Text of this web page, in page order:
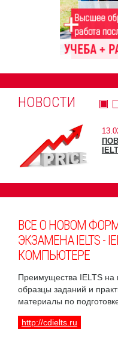
НОВОСТИ
ВСЕ О НОВОМ
ЭКЗАМЕНА IELTS -
КОМПЬЮТЕРЕ
Преимущества IELTS на
образцы заданий и
материалы по
http://cdielts.ru